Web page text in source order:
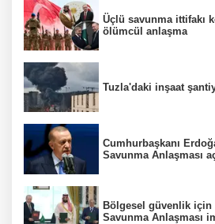
Üçlü savunma ittifakı
ölümcül anlaşma
Tuzla'daki inşaat
Cumhurbaşkanı
Savunma Anlaşması
Bölgesel güvenlik için
Savunma Anlaşması